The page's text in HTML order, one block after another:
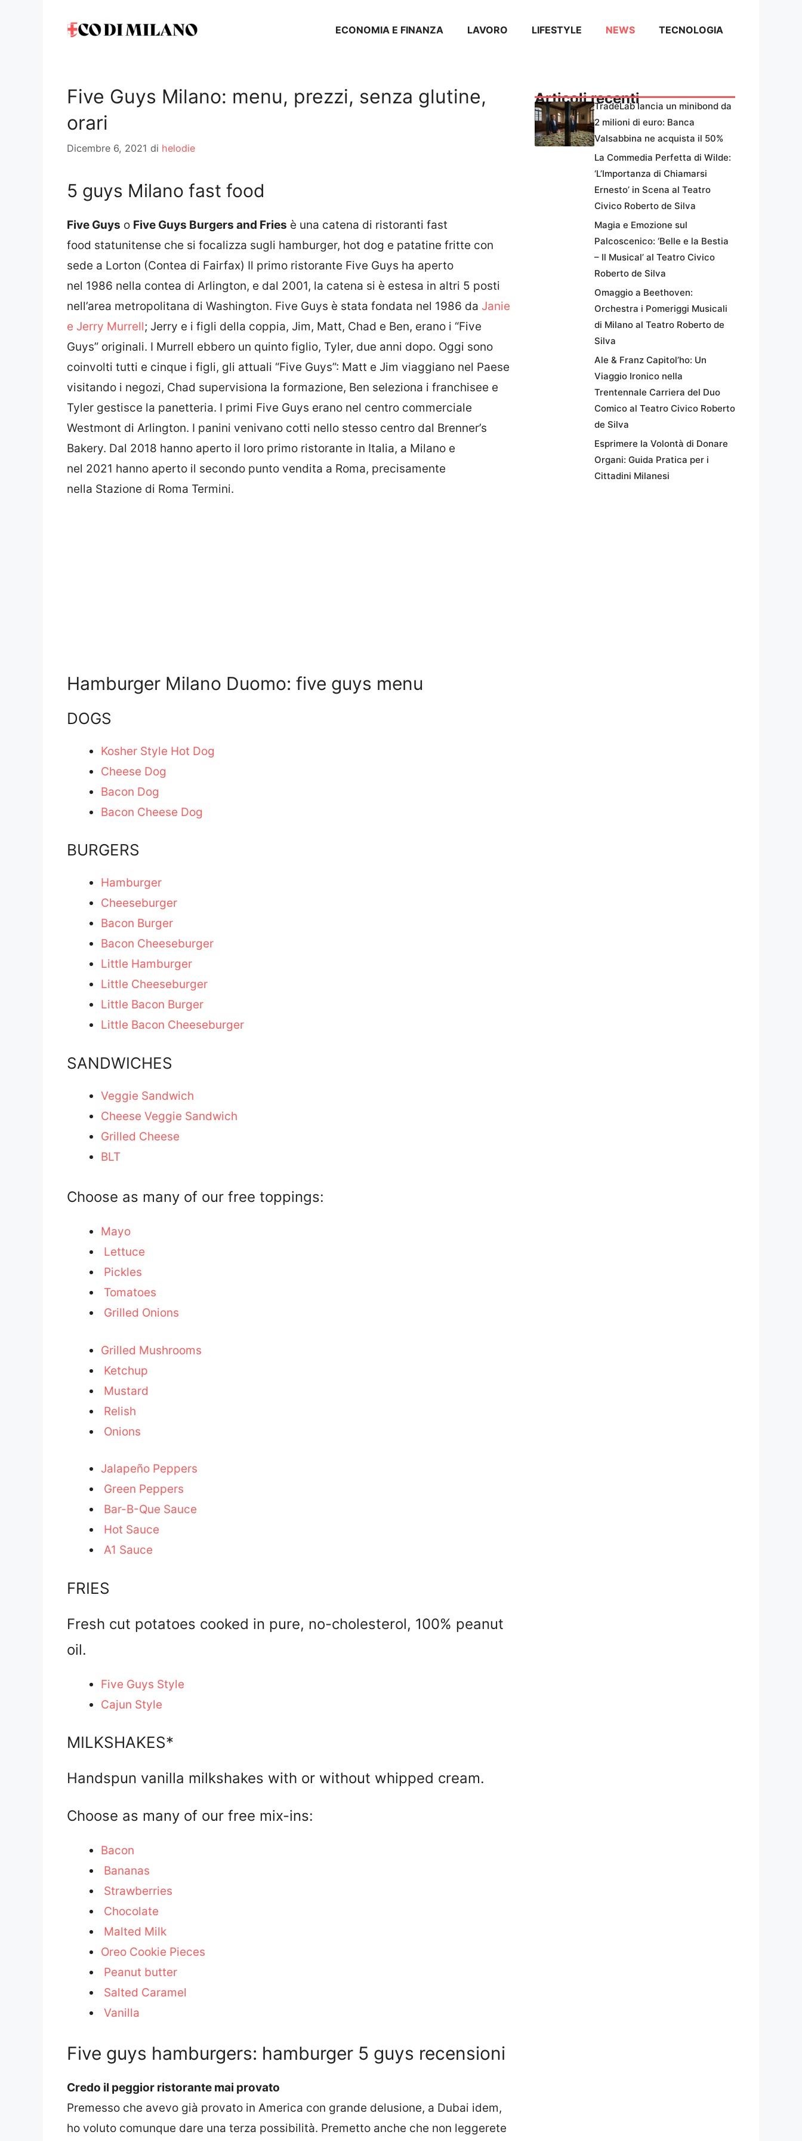
ECONOMIA E FINANZA LAVORO LIFESTYLE NEWS TECNOLOGIA
Five Guys Milano: menu, prezzi, senza glutine,
orari
Dicembre 6, 2021 di helodie
5 guys Milano fast food
Five Guys o Five Guys Burgers and Fries è una catena di ristoranti fast
food statunitense che si focalizza sugli hamburger, hot dog e patatine fritte con
sede a Lorton (Contea di Fairfax) Il primo ristorante Five Guys ha aperto
nel 1986 nella contea di Arlington, e dal 2001, la catena si è estesa in altri 5 posti
nell’area metropolitana di Washington. Five Guys è stata fondata nel 1986 da Janie
e Jerry Murrell; Jerry e i figli della coppia, Jim, Matt, Chad e Ben, erano i “Five
Guys” originali. I Murrell ebbero un quinto figlio, Tyler, due anni dopo. Oggi sono
coinvolti tutti e cinque i figli, gli attuali “Five Guys”: Matt e Jim viaggiano nel Paese
visitando i negozi, Chad supervisiona la formazione, Ben seleziona i franchisee e
Tyler gestisce la panetteria. I primi Five Guys erano nel centro commerciale
Westmont di Arlington. I panini venivano cotti nello stesso centro dal Brenner’s
Bakery. Dal 2018 hanno aperto il loro primo ristorante in Italia, a Milano e
nel 2021 hanno aperto il secondo punto vendita a Roma, precisamente
nella Stazione di Roma Termini.
Hamburger Milano Duomo: five guys menu
DOGS
Kosher Style Hot Dog
Cheese Dog
Bacon Dog
Bacon Cheese Dog
BURGERS
Hamburger
Cheeseburger
Bacon Burger
Bacon Cheeseburger
Little Hamburger
Little Cheeseburger
Little Bacon Burger
Little Bacon Cheeseburger
SANDWICHES
Veggie Sandwich
Cheese Veggie Sandwich
Grilled Cheese
BLT
Choose as many of our free toppings:
Mayo
Lettuce
Pickles
Tomatoes
Grilled Onions
Grilled Mushrooms
Ketchup
Mustard
Relish
Onions
Jalapeño Peppers
Green Peppers
Bar-B-Que Sauce
Hot Sauce
A1 Sauce
FRIES
Fresh cut potatoes cooked in pure, no-cholesterol, 100% peanut
oil.
Five Guys Style
Cajun Style
MILKSHAKES*
Handspun vanilla milkshakes with or without whipped cream.
Choose as many of our free mix-ins:
Bacon
Bananas
Strawberries
Chocolate
Malted Milk
Oreo Cookie Pieces
Peanut butter
Salted Caramel
Vanilla
Five guys hamburgers: hamburger 5 guys recensioni
Credo il peggior ristorante mai provato
Premesso che avevo già provato in America con grande delusione, a Dubai idem,
ho voluto comunque dare una terza possibilità. Premetto anche che non leggerete
Articoli recentiTradeLab lancia un minibond da
2 milioni di euro: Banca
Valsabbina ne acquista il 50%
La Commedia Perfetta di Wilde:
‘L’Importanza di Chiamarsi
Ernesto’ in Scena al Teatro
Civico Roberto de Silva
Magia e Emozione sul
Palcoscenico: ‘Belle e la Bestia
– Il Musical’ al Teatro Civico
Roberto de Silva
Omaggio a Beethoven:
Orchestra i Pomeriggi Musicali
di Milano al Teatro Roberto de
Silva
Ale & Franz Capitol’ho: Un
Viaggio Ironico nella
Trentennale Carriera del Duo
Comico al Teatro Civico Roberto
de Silva
Esprimere la Volontà di Donare
Organi: Guida Pratica per i
Cittadini Milanesi